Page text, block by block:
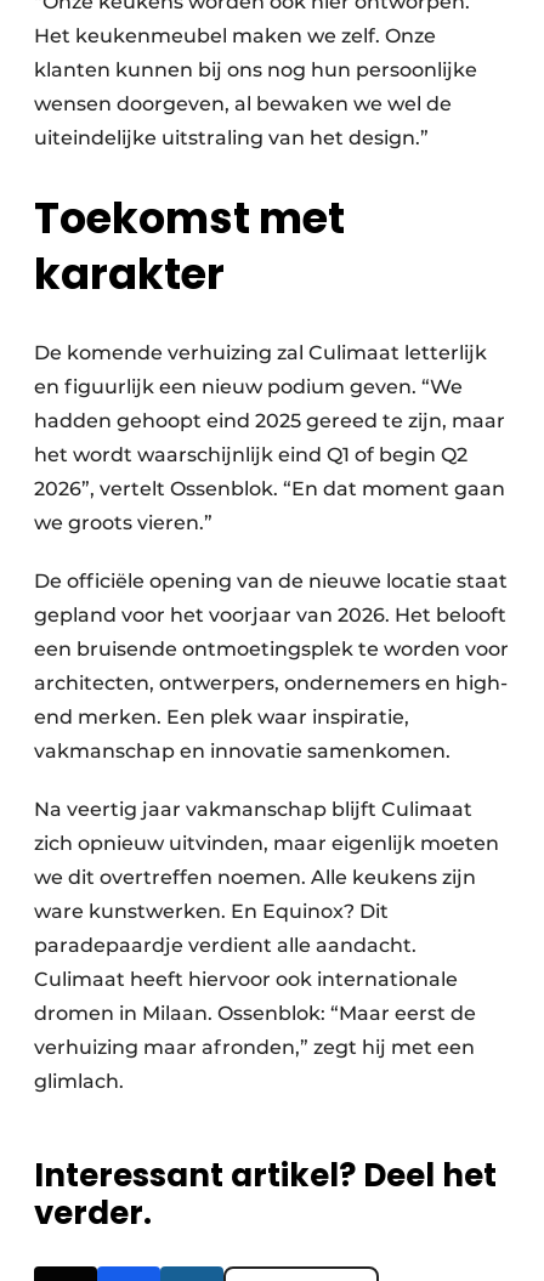
Het keukenmeubel maken we zelf. Onze
klanten kunnen bij ons nog hun persoonlijke
wensen doorgeven, al bewaken we wel de
uiteindelijke uitstraling van het design.”
Toekomst met
karakter
De komende verhuizing zal Culimaat letterlijk
en figuurlijk een nieuw podium geven. “We
hadden gehoopt eind 2025 gereed te zijn, maar
het wordt waarschijnlijk eind Q1 of begin Q2
2026”, vertelt Ossenblok. “En dat moment gaan
we groots vieren.”
De officiële opening van de nieuwe locatie staat
gepland voor het voorjaar van 2026. Het belooft
een bruisende ontmoetingsplek te worden voor
architecten, ontwerpers, ondernemers en high-
end merken. Een plek waar inspiratie,
vakmanschap en innovatie samenkomen.
Na veertig jaar vakmanschap blijft Culimaat
zich opnieuw uitvinden, maar eigenlijk moeten
we dit overtreffen noemen. Alle keukens zijn
ware kunstwerken. En Equinox? Dit
paradepaardje verdient alle aandacht.
Culimaat heeft hiervoor ook internationale
dromen in Milaan. Ossenblok: “Maar eerst de
verhuizing maar afronden,” zegt hij met een
glimlach.
Interessant artikel? Deel het
verder.